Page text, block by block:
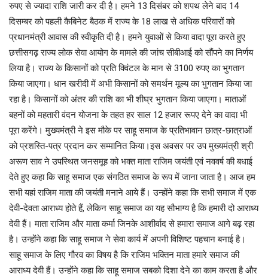
रुपए से ज्यादा राशि जारी कर दी है। हमने 13 दिसंबर को शपथ लेने बाद 14
दिसम्बर को पहली कैबिनेट बैठक में राज्य के 18 लाख से अधिक परिवारों को
प्रधानमंत्री आवास की स्वीकृति दी है। हमने युवाओं से किया वादा पूरा करते हुए
छत्तीसगढ़ राज्य लोक सेवा आयोग के मामले की जांच सीबीआई को सौंपने का निर्णय
लिया है। राज्य के किसानों को प्रति क्विंटल के मान से 3100 रुपए का भुगतान
किया जाएगा। धान खरीदी में अभी किसानों को समर्थन मूल्य का भुगतान किया जा
रहा है। किसानों को अंतर की राशि का भी शीघ्र भुगतान किया जाएगा। माताओं
बहनों को महतारी वंदन योजना के तहत हर साल 12 हजार रूपए देने का वादा भी
पूरा करेंगे। मुख्यमंत्री ने इस मौके पर साहू समाज के प्रतिभावान छात्र-छात्राओं
को प्रशस्ति-पत्र प्रदान कर सम्मानित किया।इस अवसर पर उप मुख्यमंत्री श्री
अरूण साव ने उपस्थित जनसमूह को भक्त माता राजिम जयंती एवं नववर्ष की बधाई
देते हुए कहा कि साहू समाज एक संगठित समाज के रूप में जाना जाता है। आज हम
सभी यहां राजिम माता की जयंती मनाने आये हैं। उन्होंने कहा कि सभी समाज में एक
देवी-देवता आराध्य होते हैं, लेकिन साहू समाज का यह सौभाग्य है कि हमारी दो आराध्य
देवी हैं। माता राजिम और माता कर्मा जिनके आशीर्वाद से हमारा समाज आगे बढ़ रहा
है। उन्होंने कहा कि साहू समाज ने सेवा कार्य में अपनी विशिष्ट पहचान बनाई है।
साहू समाज के लिए गौरव का विषय है कि राजिम भक्तिन माता हमारे समाज की
आराध्य देवी हैं। उन्होंने कहा कि साहू समाज सबको दिशा देने का काम करता है और